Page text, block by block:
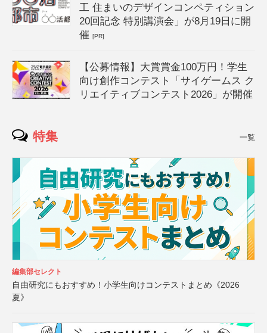
工 住まいのデザインコンペティション
20回記念 特別講演会」が8月19日に開
催[PR]
【公募情報】大賞賞金100万円！学生
向け創作コンテスト「サイゲームス ク
リエイティブコンテスト2026」が開催
特集 一覧
編集部セレクト
自由研究にもおすすめ！小学生向けコンテストまとめ《2026
夏》